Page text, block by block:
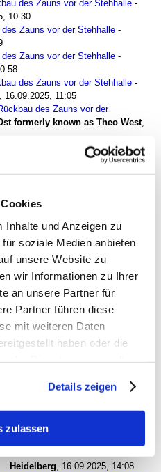
Inhalte und Anzeigen zu
soziale Medien anbieten
unsere Website zu
wir Informationen zu Ihrer
an unsere Partner für
Partner führen diese
mit weiteren Daten
haben oder die
nutzen.
Details zeigen
zulassen
des Zauns vor der Stehhalle -
10:30
Zauns vor der Stehhalle -
Zauns vor der Stehhalle -
des Zauns vor der Stehhalle -
16.09.2025, 11:05
des Zauns vor der
formerly known as Theo West,
Rückbau des Zauns vor der
hjs naja,
-Rosenheimer Löwe,
12:01
Rückbau des Zauns vor der
zum Rückbau des Zauns vor der
hjs naja,16.09.2025, 12:57
zum Rückbau des Zauns vor
tomtom
,
13:25
zum Rückbau des Zauns vor
-United Sixties
,
Antrag zum Rückbau des Zauns
mit soße,
13:48
Heidelberg
16.09.2025, 14:08